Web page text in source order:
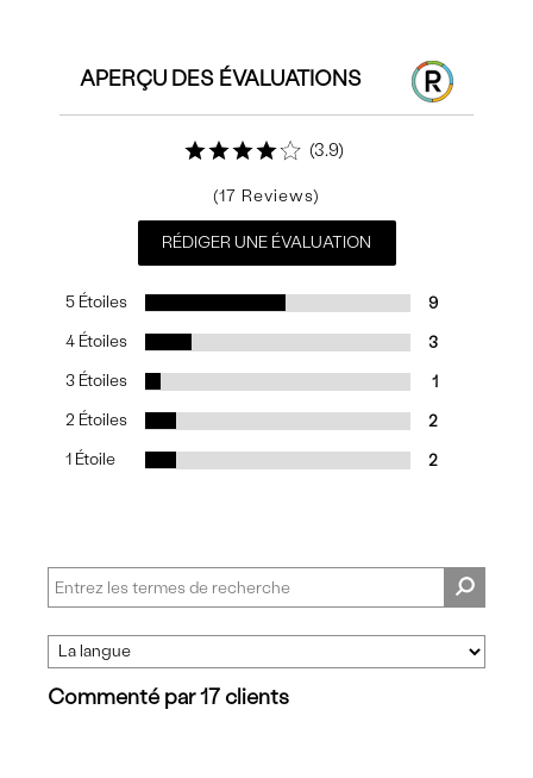
APERÇU DES ÉVALUATIONS
3.9
17
RÉDIGER UNE ÉVALUATION
5 Étoiles 9
4 Étoiles 3
3 Étoiles 1
2 Étoiles 2
1 Étoile 2
Commenté par 17 clients